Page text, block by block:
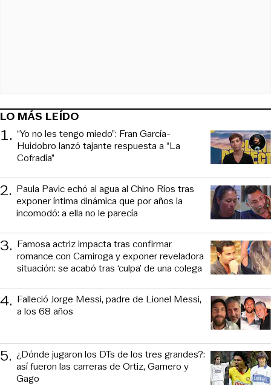
LO MÁS LEÍDO
1. “Yo no les tengo miedo”: Fran García-
Huidobro lanzó tajante respuesta a “La
Cofradía”
2. Paula Pavic echó al agua al Chino Ríos tras
exponer íntima dinámica que por años la
incomodó: a ella no le parecía
3. Famosa actriz impacta tras confirmar
romance con Camiroga y exponer reveladora
situación: se acabó tras ‘culpa’ de una colega
4. Falleció Jorge Messi, padre de Lionel Messi,
a los 68 años
5. ¿Dónde jugaron los DTs de los tres grandes?:
así fueron las carreras de Ortiz, Garnero y
Gago